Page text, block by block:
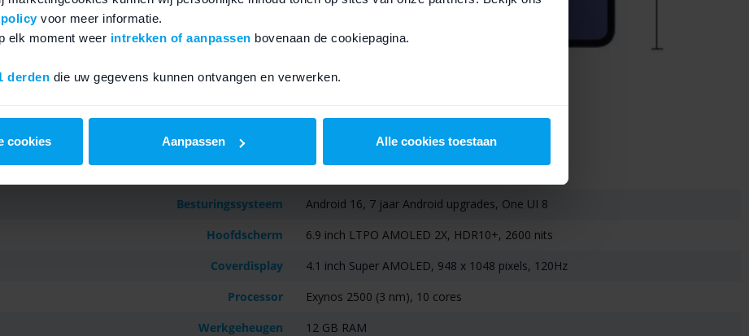
voor meer informatie.
elk moment weer intrekken of aanpassen bovenaan de cookiepagina.
derden die uw gegevens kunnen ontvangen en verwerken.
cookies Aanpassen Alle cookies toestaan
Samsung Galaxy Z Flip7
Besturingssysteem
Android 16, 7 jaar Android upgrades, One UI 8
Hoofdscherm
6.9 inch LTPO AMOLED 2X, HDR10+, 2600 nits
Coverdisplay
4.1 inch Super AMOLED, 948 x 1048 pixels, 120Hz
Processor
Exynos 2500 (3 nm), 10 cores
Werkgeheugen
12 GB RAM